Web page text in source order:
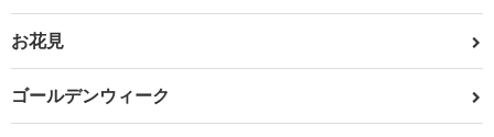
お花見
ゴールデンウィーク